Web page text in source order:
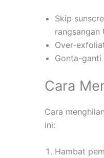
Skip
rangsangan
Over-
Gonta-
Cara
Cara
ini:
Hambat